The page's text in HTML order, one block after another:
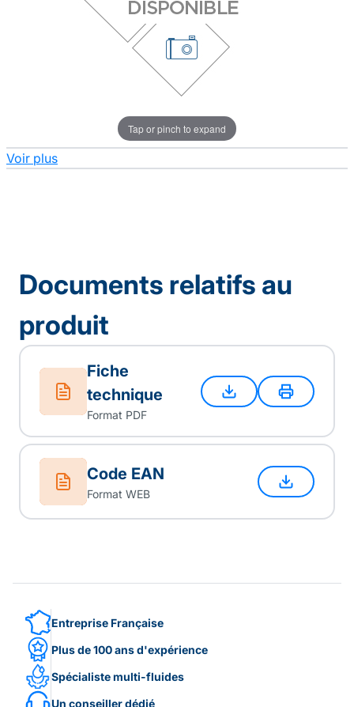
Tap or pinch to expand
Voir plus
Documents relatifs au
produit
Fiche
technique
Format PDF
Code EAN
Format WEB
Entreprise Française
Plus de 100 ans d'expérience
Spécialiste multi-fluides
Un conseiller dédié